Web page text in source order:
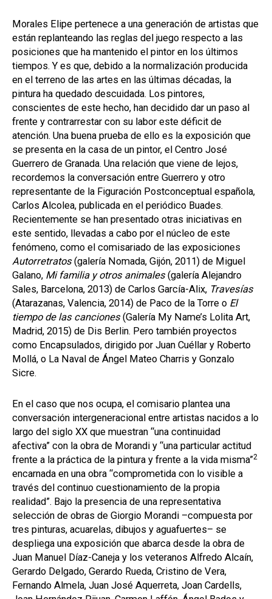
Morales Elipe pertenece a una generación de artistas que
están replanteando las reglas del juego respecto a las
posiciones que ha mantenido el pintor en los últimos
tiempos. Y es que, debido a la normalización producida
en el terreno de las artes en las últimas décadas, la
pintura ha quedado descuidada. Los pintores,
conscientes de este hecho, han decidido dar un paso al
frente y contrarrestar con su labor este déficit de
atención. Una buena prueba de ello es la exposición que
se presenta en la casa de un pintor, el Centro José
Guerrero de Granada. Una relación que viene de lejos,
recordemos la conversación entre Guerrero y otro
representante de la Figuración Postconceptual española,
Carlos Alcolea, publicada en el periódico Buades.
Recientemente se han presentado otras iniciativas en
este sentido, llevadas a cabo por el núcleo de este
fenómeno, como el comisariado de las exposiciones
Autorretratos(galería Nomada, Gijón, 2011) de Miguel
Galano, Mi familia y otros animales(galería Alejandro
Sales, Barcelona, 2013) de Carlos García-Alix, Travesías
(Atarazanas, Valencia, 2014) de Paco de la Torre o El
tiempo de las canciones(Galería My Name’s Lolita Art,
Madrid, 2015) de Dis Berlin. Pero también proyectos
como Encapsulados, dirigido por Juan Cuéllar y Roberto
Mollá, o La Naval de Ángel Mateo Charris y Gonzalo
Sicre.
En el caso que nos ocupa, el comisario plantea una
conversación intergeneracional entre artistas nacidos a lo
largo del siglo XX que muestran “una continuidad
afectiva” con la obra de Morandi y “una particular actitud
frente a la práctica de la pintura y frente a la vida misma”2
encarnada en una obra “comprometida con lo visible a
través del continuo cuestionamiento de la propia
realidad”. Bajo la presencia de una representativa
selección de obras de Giorgio Morandi –compuesta por
tres pinturas, acuarelas, dibujos y aguafuertes– se
despliega una exposición que abarca desde la obra de
Juan Manuel Díaz-Caneja y los veteranos Alfredo Alcaín,
Gerardo Delgado, Gerardo Rueda, Cristino de Vera,
Fernando Almela, Juan José Aquerreta, Joan Cardells,